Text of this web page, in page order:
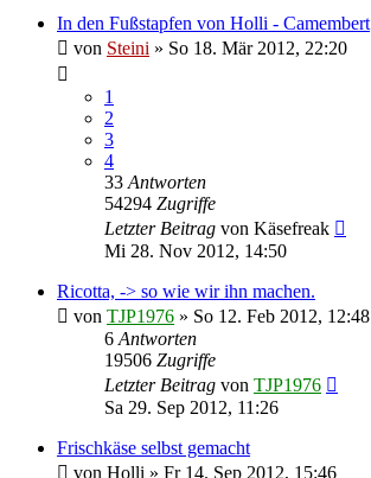
In den Fußstapfen von Holli - Camembert
von Steini » So 18. Mär 2012, 22:20
1
2
3
4
33 Antworten
54294 Zugriffe
Letzter Beitrag von Käsefreak
Mi 28. Nov 2012, 14:50
Ricotta, -> so wie wir ihn machen.
von TJP1976 » So 12. Feb 2012, 12:48
6 Antworten
19506 Zugriffe
Letzter Beitrag von TJP1976
Sa 29. Sep 2012, 11:26
Frischkäse selbst gemacht
von Holli » Fr 14. Sep 2012, 15:46